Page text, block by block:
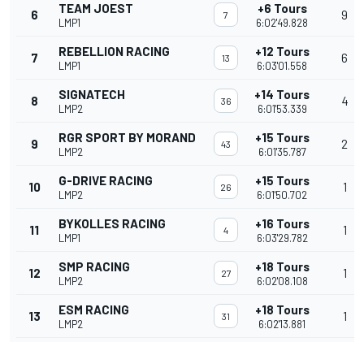
6 TEAM JOEST
LMP1
7 +6 Tours
6:02'49.828
9
7 REBELLION RACING
LMP1
13 +12 Tours
6:03'01.558
6
8 SIGNATECH
LMP2
36 +14 Tours
6:01'53.339
4
9 RGR SPORT BY MORAND
LMP2
43 +15 Tours
6:01'35.787
2
10 G-DRIVE RACING
LMP2
26 +15 Tours
6:01'50.702
1
11 BYKOLLES RACING
LMP1
4 +16 Tours
6:03'29.782
1
12 SMP RACING
LMP2
27 +18 Tours
6:02'08.108
1
13 ESM RACING
LMP2
31 +18 Tours
6:02'13.881
1